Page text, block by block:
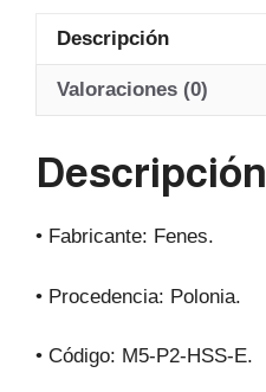
at
s
A
p
c
e
b
o
gr
a
Descripción
Valoraciones (0)
Descripción
• Fabricante: Fenes.
• Procedencia: Polonia.
• Código: M5-P2-HSS-E.